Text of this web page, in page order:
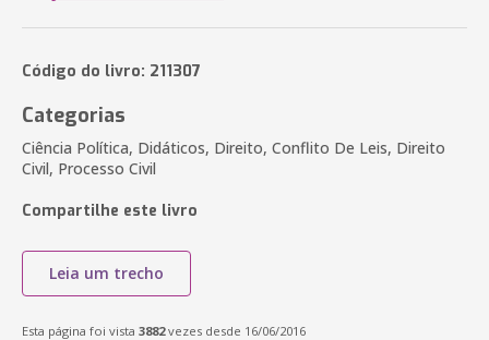
Código do livro: 211307
Categorias
Ciência Política, Didáticos, Direito, Conflito De Leis, Direito
Civil, Processo Civil
Compartilhe este livro
Leia um trecho
Esta página foi vista 3882vezes desde 16/06/2016